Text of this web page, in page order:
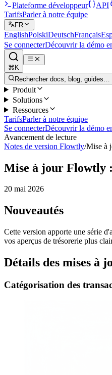
Plateforme développeur API
TarifsParler à notre équipe
FR
EnglishPolskiDeutschFrançais
Se connecterDécouvrir la démo
⌘K
Rechercher docs, blog, guides…
Produit
Solutions
Ressources
TarifsParler à notre équipe
Se connecterDécouvrir la démo
Avancement de lecture
Notes de version Flowtly/Mise à
Mise à jour Flowtly
20 mai 2026
Nouveautés
Cette version apporte une série
vos aperçus de trésorerie plus
Détails des mises à
Catégorisation des